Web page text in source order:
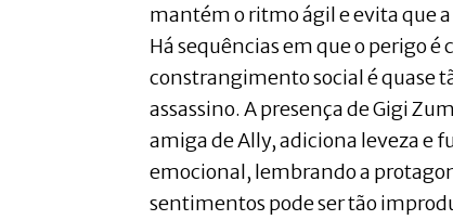
mantém o ritmo ágil e evita que
Há sequências em que o perigo é
constrangimento social é quase
assassino. A presença de Gigi
amiga de Ally, adiciona leveza e
emocional, lembrando a
sentimentos pode ser tão